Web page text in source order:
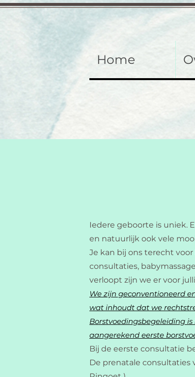
Home
Iedere geboorte is uniek.
en natuurlijk ook vele
Je kan bij ons terecht
consultaties,
verloopt zijn we er voor
We zijn geconventioneerd
wat inhoudt dat we
Borstvoedingsbegeleiding
aangerekend eerste
Bij de eerste consultatie
De prenatale